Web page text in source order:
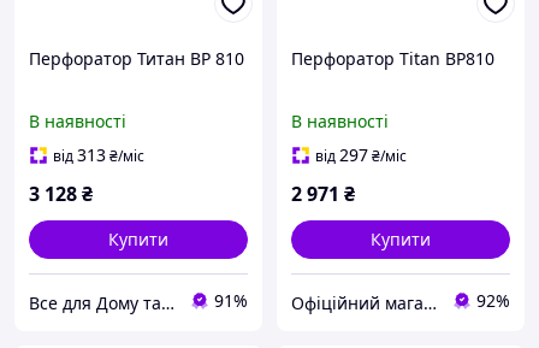
Перфоратор Титан BP 810
В наявності
від313₴/міс
3 128₴
Купити
Все для Дому та Саду Bizon24🛠 91%
Перфоратор Titan BP810
В наявності
від297₴/міс
2 971 ₴
Купити
Офіційний магазин Kraft&Dele🛠 92%